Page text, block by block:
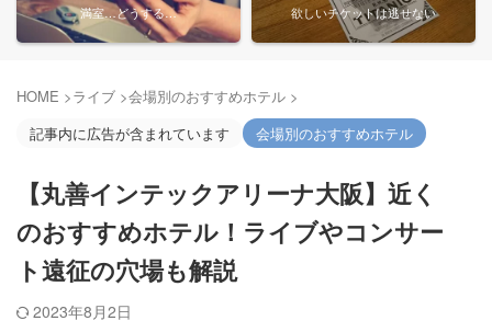
満室…どうする… 欲しいチケットは逃せない
HOME >ライブ >会場別のおすすめホテル >
記事内に広告が含まれています
会場別のおすすめホテル
【丸善インテックアリーナ大阪】近く
のおすすめホテル！ライブやコンサー
ト遠征の穴場も解説
2023年8月2日